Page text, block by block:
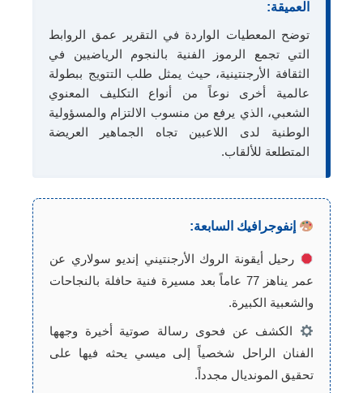
العميقة:
توضح المعطيات الواردة في التقرير عمق الروابط
التي تجمع الرموز الفنية بالنجوم الرياضيين في
الثقافة الأرجنتينية، حيث يمثل طلب التتويج ببطولة
عالمية أخرى نوعاً من أنواع التكليف المعنوي
الشعبي، الذي يرفع من منسوب الالتزام والمسؤولية
الوطنية لدى اللاعبين تجاه الجماهير العريضة
المتطلعة للألقاب.
إنفوجرافيك السابعة:
رحيل أيقونة الروك الأرجنتيني إنديو سولاري عن
عمر يناهز 77 عاماً بعد مسيرة فنية حافلة بالنجاحات
والشعبية الكبيرة.
الكشف عن فحوى رسالة صوتية أخيرة وجهها
الفنان الراحل شخصياً إلى ميسي يحثه فيها على
تحقيق المونديال مجدداً.